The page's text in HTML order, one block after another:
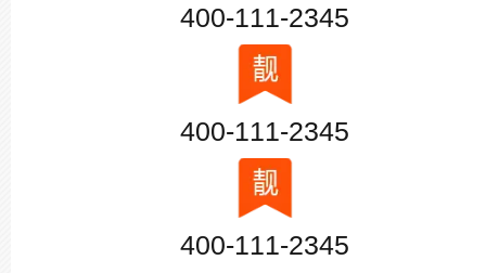
400-111-2345
400-111-2345
400-111-2345